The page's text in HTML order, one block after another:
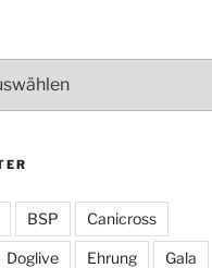
BSP Canicross
Doglive Ehrung Gala